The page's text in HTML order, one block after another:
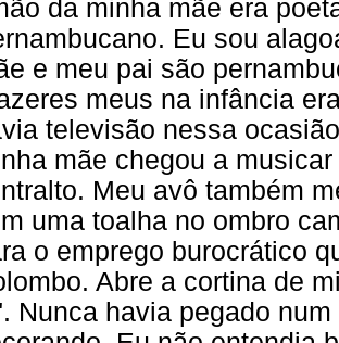
da minha mãe era
Eu sou
e meu pai são
meus na infância
televisão nessa
mãe chegou a
Meu avô também
uma toalha no ombro
o emprego burocrático
Abre a cortina de
Nunca havia pegado